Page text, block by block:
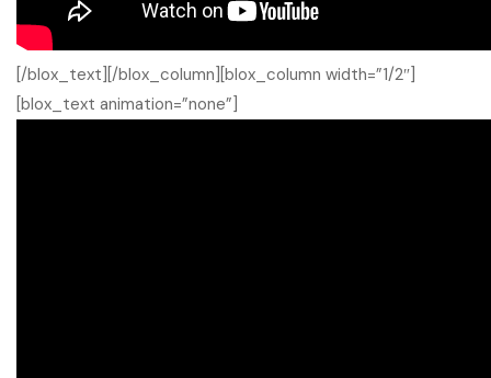
[/blox_text][/blox_column][blox_column width=”1/2″]
[blox_text animation=”none”]